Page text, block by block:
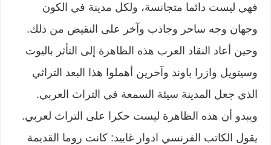
فهي ليست دائما متجانسة، ولكل مدينة في الكون
وجهان وجه ساحر وجاذب وآخر على النقيض من ذلك.
وحين أعاد النقاد العرب هذه الظاهرة إلى التأثر باليوت
وسيتويل وازرا باوند وآخرين أهملوا هذا البعد التراثي
الذي جعل المدينة سيئة السمعة في التراث العربي.
ويبدو أن هذه الظاهرة ليست حكرا على التراث لعربي.
يقول الكاتب الفرنسي ادوار غاييد: كانت روما القديمة